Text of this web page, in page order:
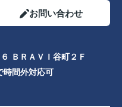
お問い合わせ
ＢＲＡＶＩ谷町２Ｆ
時間外対応可